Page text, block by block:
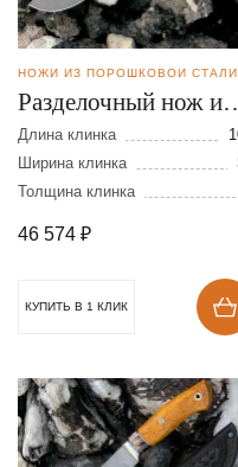
Разделочный нож из
стали CPM REX 121
Длина клинка
Ширина клинка
Толщина клинка
46 574 ₽
КУПИТЬ В 1 КЛИК